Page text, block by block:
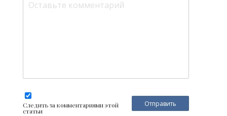
Следить за комментариями этой
статьи